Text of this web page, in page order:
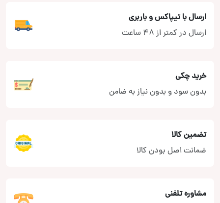
ارسال با تیپاکس و باربری
ارسال در کمتر از 48 ساعت
خرید چکی
بدون سود و بدون نیاز به ضامن
تضمین کالا
ضمانت اصل بودن کالا
مشاوره تلفنی